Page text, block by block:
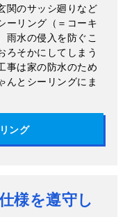
関のサッシ廻りなど
ーリング（＝コーキ
雨水の侵入を防ぐこ
ろそかにしてしまう
事は家の防水のため
んとシーリングにま
ング
様を遵守し